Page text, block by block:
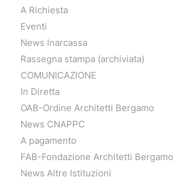
A Richiesta
Eventi
News Inarcassa
Rassegna stampa (archiviata)
COMUNICAZIONE
In Diretta
OAB-Ordine Architetti Bergamo
News CNAPPC
A pagamento
FAB-Fondazione Architetti Bergamo
News Altre Istituzioni